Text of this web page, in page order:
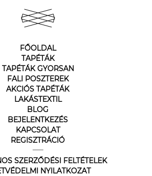
FŐOLDAL
TAPÉTÁK
TAPÉTÁK GYORSAN
FALI POSZTEREK
AKCIÓS TAPÉTÁK
LAKÁSTEXTIL
BLOG
BEJELENTKEZÉS
KAPCSOLAT
REGISZTRÁCIÓ
SZERZŐDÉSI FELTÉTELEK
NYILATKOZAT